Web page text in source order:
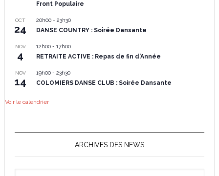
Front Populaire
OCT
24
20h00- 23h30
DANSE COUNTRY : Soirée Dansante
NOV
4
12h00- 17h00
RETRAITE ACTIVE : Repas de fin d’Année
NOV
14
19h00- 23h30
COLOMIERS DANSE CLUB : Soirée Dansante
Voir le calendrier
ARCHIVES DES NEWS